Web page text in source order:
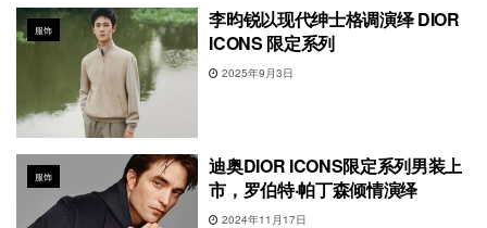
服饰
李昀锐以现代绅士格调演绎 DIOR
ICONS 限定系列
2025年9月3日
服饰
迪奥DIOR ICONS限定系列男装上
市，罗伯特·帕丁森倾情演绎
2024年11月17日